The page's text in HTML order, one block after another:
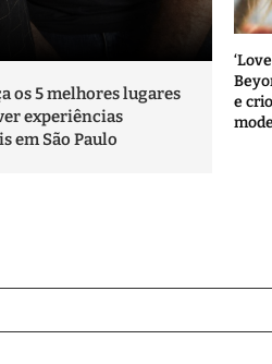
os 5 melhores lugares
experiências
em São Paulo
e